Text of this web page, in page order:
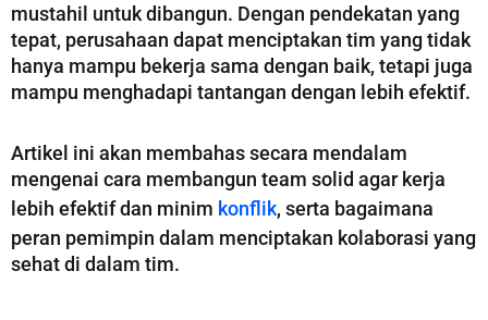
mustahil untuk dibangun. Dengan pendekatan yang
tepat, perusahaan dapat menciptakan tim yang tidak
hanya mampu bekerja sama dengan baik, tetapi juga
mampu menghadapi tantangan dengan lebih efektif.
Artikel ini akan membahas secara mendalam
mengenai cara membangun team solid agar kerja
lebih efektif dan minim konflik, serta bagaimana
peran pemimpin dalam menciptakan kolaborasi yang
sehat di dalam tim.